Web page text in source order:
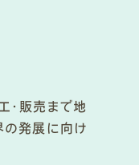
・販売まで地
の発展に向け